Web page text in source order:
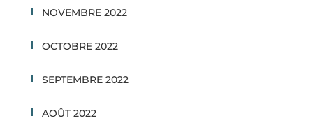
NOVEMBRE 2022
OCTOBRE 2022
SEPTEMBRE 2022
AOÛT 2022